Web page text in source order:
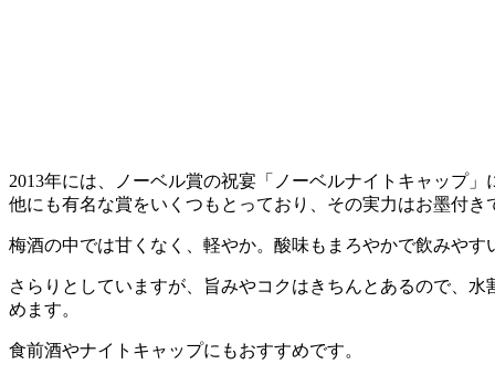
2013年には、ノーベル賞の祝宴「ノーベルナイトキャップ
他にも有名な賞をいくつもとっており、その実力はお墨付き
梅酒の中では甘くなく、軽やか。酸味もまろやかで飲みやす
さらりとしていますが、旨みやコクはきちんとあるので、
めます。
食前酒やナイトキャップにもおすすめです。